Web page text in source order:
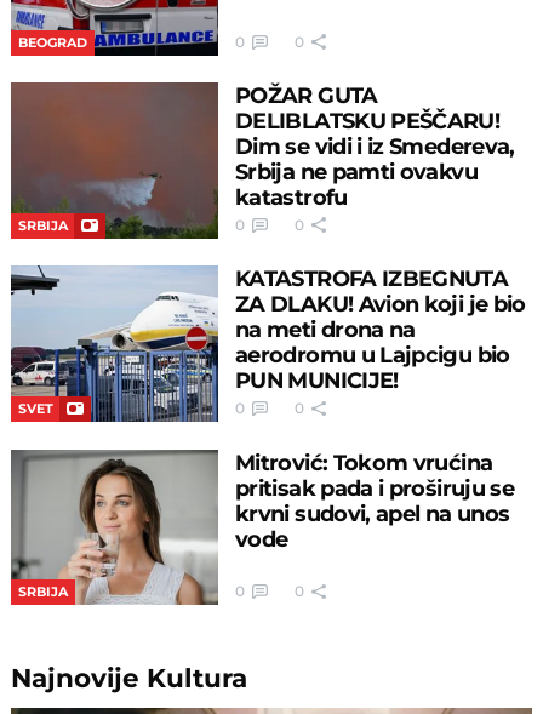
BEOGRAD 0 0
SRBIJA
POŽAR GUTA
DELIBLATSKU PEŠČARU!
Dim se vidi i iz Smedereva,
Srbija ne pamti ovakvu
katastrofu
0 0
SVET
KATASTROFA IZBEGNUTA
ZA DLAKU! Avion koji je bio
na meti drona na
aerodromu u Lajpcigu bio
PUN MUNICIJE!
0 0
SRBIJA
Mitrović: Tokom vrućina
pritisak pada i proširuju se
krvni sudovi, apel na unos
vode
0 0
Najnovije Kultura